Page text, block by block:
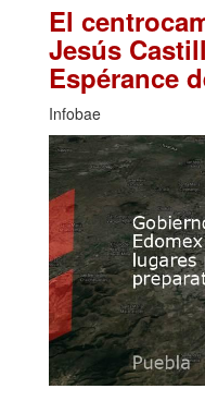
El
Jesús
Espérance
Infobae